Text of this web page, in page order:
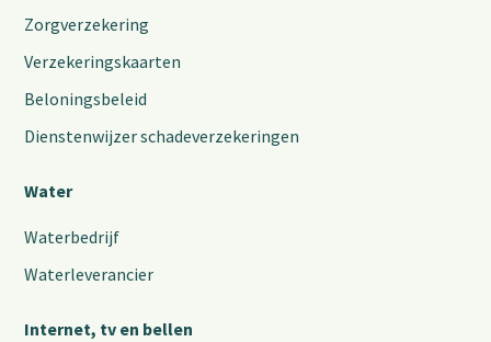
Zorgverzekering
Verzekeringskaarten
Beloningsbeleid
Dienstenwijzer schadeverzekeringen
Water
Waterbedrijf
Waterleverancier
Internet, tv en bellen